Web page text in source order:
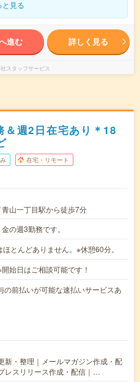
と見る
進む 詳しく見る
スタッフサービス
＆週2日在宅あり＊18
在宅・リモート
山一丁目駅から徒歩7分
の週3勤務です。
とんどありません。※休憩60分。
始日はご相談可能です！
前払いが可能な速払いサービスあ
新・整理｜メールマガジン作成・配
レスリリース作成・配信｜…